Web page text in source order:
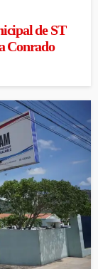
de ST
Conrado